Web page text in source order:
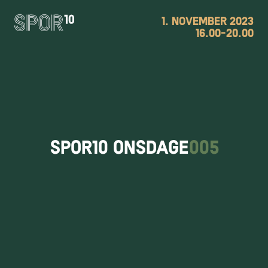
1. NOVEMBER 2023
16.00-20.00
SPOR10 ONSDAGE005